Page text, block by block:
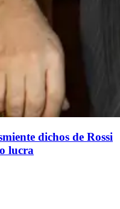
dichos de Rossi
lucra